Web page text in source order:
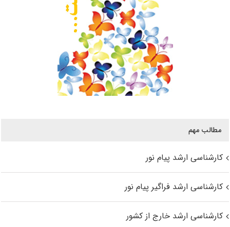
مطالب مهم
کارشناسی ارشد پیام نور
کارشناسی ارشد فراگیر پیام نور
کارشناسی ارشد خارج از کشور